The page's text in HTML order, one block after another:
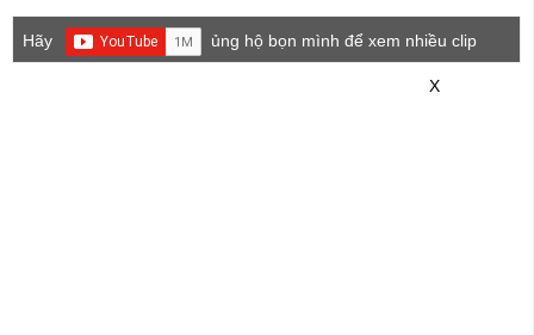
Hãy
ủng hộ bọn mình để xem nhiều clip
X